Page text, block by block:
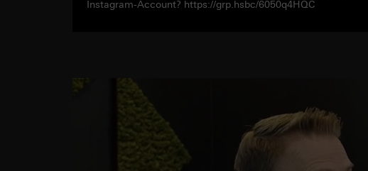
Instagram-Account? https://grp.hsbc/6050q4HQC